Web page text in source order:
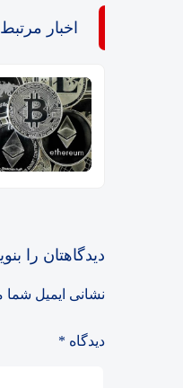
اخبار
دیدگاهتان را
نشانی ایمیل شما
دیدگاه *